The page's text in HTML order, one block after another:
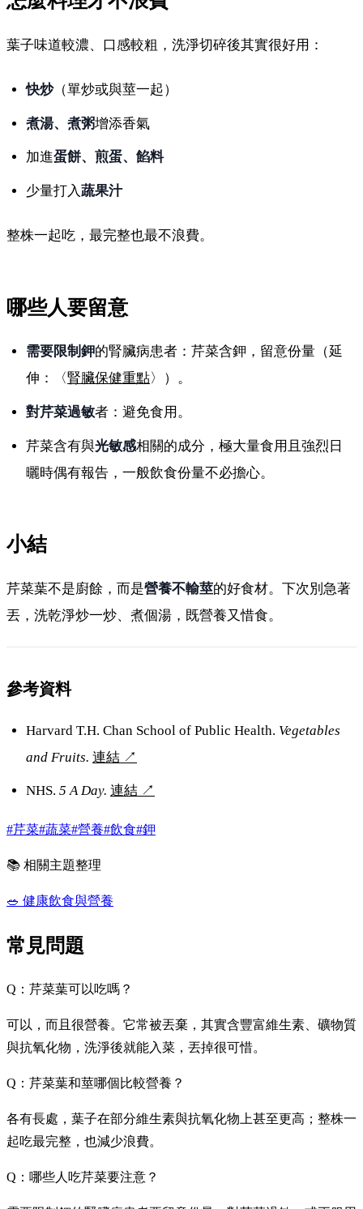
葉子味道較濃、口感較粗，洗淨切碎後其實很好用：
快炒（單炒或與莖一起）
煮湯、煮粥增添香氣
加進蛋餅、煎蛋、餡料
少量打入蔬果汁
整株一起吃，最完整也最不浪費。
哪些人要留意
需要限制鉀的腎臟病患者：芹菜含鉀，留意份量（延
伸：〈腎臟保健重點〉）。
對芹菜過敏者：避免食用。
芹菜含有與光敏感相關的成分，極大量食用且強烈日
曬時偶有報告，一般飲食份量不必擔心。
小結
芹菜葉不是廚餘，而是營養不輸莖的好食材。下次別急著
丟，洗乾淨炒一炒、煮個湯，既營養又惜食。
參考資料
Harvard T.H. Chan School of Public Health. Vegetables
and Fruits. 連結 ↗
NHS.5 A Day. 連結 ↗
#芹菜#蔬菜#營養#飲食#鉀
📚 相關主題整理
🥗 健康飲食與營養
常見問題
Q：芹菜葉可以吃嗎？
可以，而且很營養。它常被丟棄，其實含豐富維生素、礦物質
與抗氧化物，洗淨後就能入菜，丟掉很可惜。
Q：芹菜葉和莖哪個比較營養？
各有長處，葉子在部分維生素與抗氧化物上甚至更高；整株一
起吃最完整，也減少浪費。
Q：哪些人吃芹菜要注意？